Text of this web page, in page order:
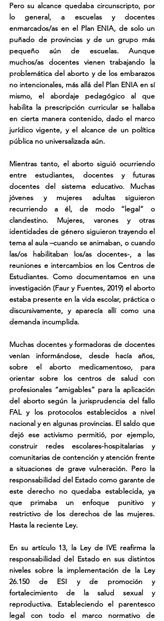
Pero su alcance quedaba circunscripto, por
lo general, a escuelas y docentes
enmarcados/as en el Plan ENIA, de solo un
puñado de provincias y de un grupo más
pequeño aún de escuelas. Aunque
muchos/as docentes vienen trabajando la
problemática del aborto y de los embarazos
no intencionales, más allá del Plan ENIA en sí
mismo, el abordaje pedagógico al que
habilita la prescripción curricular se hallaba
en cierta manera contenido, dado el marco
jurídico vigente, y el alcance de un política
pública no universalizada aún.
Mientras tanto, el aborto siguió ocurriendo
entre estudiantes, docentes y futuras
docentes del sistema educativo. Muchas
jóvenes y mujeres adultas siguieron
recurriendo a él, de modo “legal” o
clandestino. Mujeres, varones y otras
identidades de género siguieron trayendo el
tema al aula –cuando se animaban, o cuando
las/os habilitaban los/as docentes-, a las
reuniones e intercambios en los Centros de
Estudiantes. Como documentamos en una
investigación (Faur y Fuentes, 2019) el aborto
estaba presente en la vida escolar, práctica o
discursivamente, y aparecía allí como una
demanda incumplida.
Muchas docentes y formadoras de docentes
venían informándose, desde hacía años,
sobre el aborto medicamentoso, para
orientar sobre los centros de salud con
profesionales “amigables” para la aplicación
del aborto según la jurisprudencia del fallo
FAL y los protocolos establecidos a nivel
nacional y en algunas provincias. El saldo que
dejó ese activismo permitió, por ejemplo,
construir redes escolares-hospitalarias y
comunitarias de contención y atención frente
a situaciones de grave vulneración. Pero la
responsabilidad del Estado como garante de
este derecho no quedaba establecida, ya
que primaba un enfoque punitivo y
restrictivo de los derechos de las mujeres.
Hasta la reciente Ley.
En su artículo 13, la Ley de IVE reafirma la
responsabilidad del Estado en sus distintos
niveles sobre la implementación de la Ley
26.150 de ESI y de promoción y
fortalecimiento de la salud sexual y
reproductiva. Estableciendo el parentesco
legal con todo el marco normativo de